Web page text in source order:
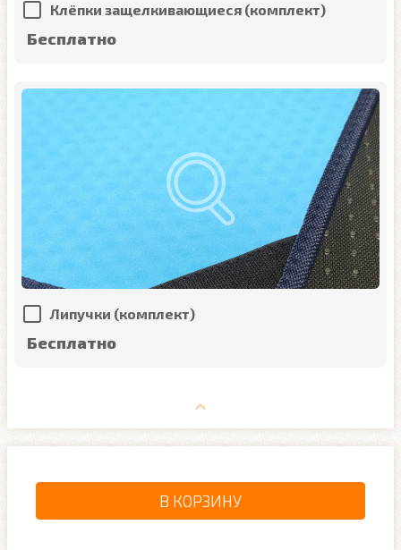
Клёпки защелкивающиеся (комплект)
Бесплатно
Липучки (комплект)
Бесплатно
В КОРЗИНУ